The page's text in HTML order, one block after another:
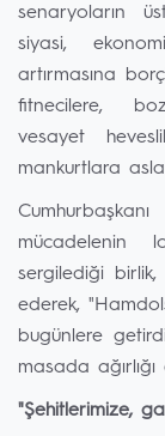
senaryoların
siyasi,
artırmasına
fitnecilere,
vesayet
mankurtlara
mücadelenin
sergilediği
ederek,
bugünlere
masada
"Şehitlerimize,